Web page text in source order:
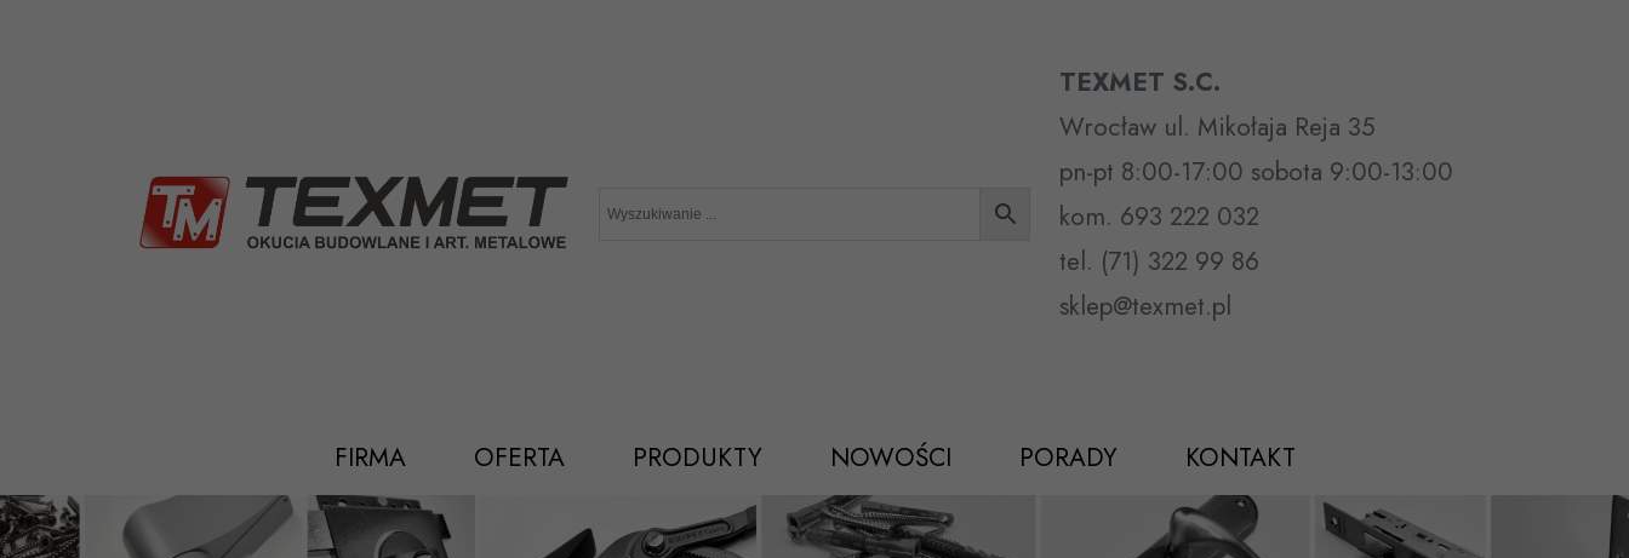
TEXMET S.C.
Wrocław ul. Mikołaja Reja 35
pn-pt 8:00-17:00 sobota 9:00-13:00
kom. 693 222 032
tel. (71) 322 99 86
sklep@texmet.pl
FIRMA OFERTA PRODUKTY NOWOŚCI PORADY KONTAKT